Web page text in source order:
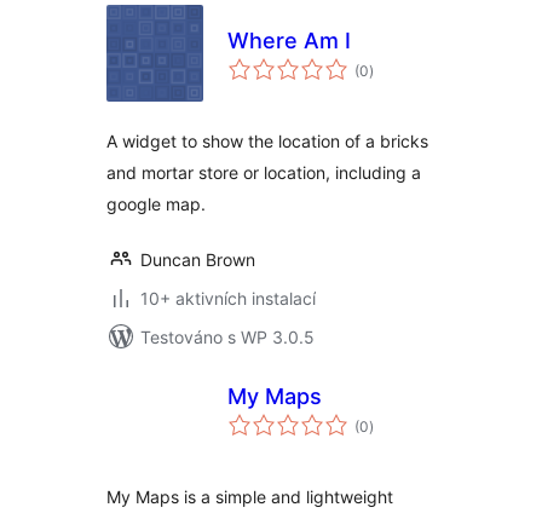
Where Am I
(0celkové
hodnocení
)
A widget to show the location of a bricks
and mortar store or location, including a
google map.
Duncan Brown
10+ aktivních instalací
Testováno s WP 3.0.5
My Maps
(0celkové
hodnocení
)
My Maps is a simple and lightweight